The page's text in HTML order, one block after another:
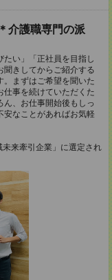
介護職専門の派
たい」「正社員を目指し
聞きしてからご紹介する
。まずはご希望を聞いた
仕事を続けていただくた
、お仕事開始後もしっ
安なことがあればお気軽
来牽引企業」に選定され